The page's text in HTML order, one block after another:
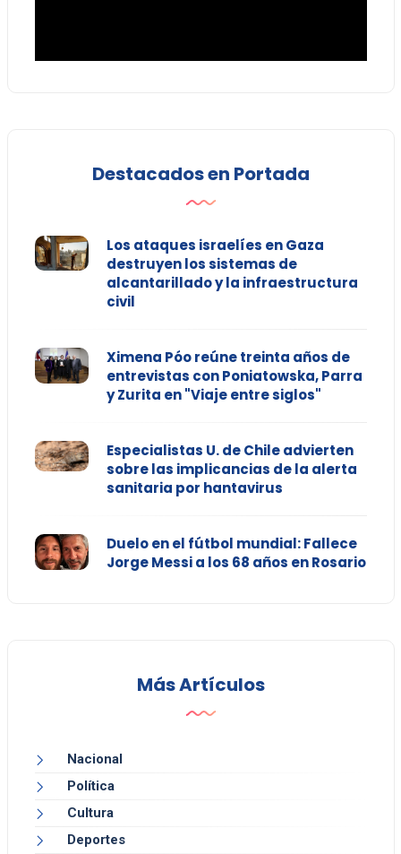
Destacados en Portada
Los ataques israelíes en Gaza
destruyen los sistemas de
alcantarillado y la infraestructura
civil
Ximena Póo reúne treinta años de
entrevistas con Poniatowska, Parra
y Zurita en "Viaje entre siglos"
Especialistas U. de Chile advierten
sobre las implicancias de la alerta
sanitaria por hantavirus
Duelo en el fútbol mundial: Fallece
Jorge Messi a los 68 años en Rosario
Más Artículos
Nacional
Política
Cultura
Deportes